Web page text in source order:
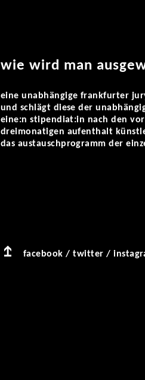
wie wird man
eine unabhängige frankfurter
und schlägt diese der
eine:n stipendiat:in nach den
dreimonatigen aufenthalt
das austauschprogramm der
facebook /twitter /